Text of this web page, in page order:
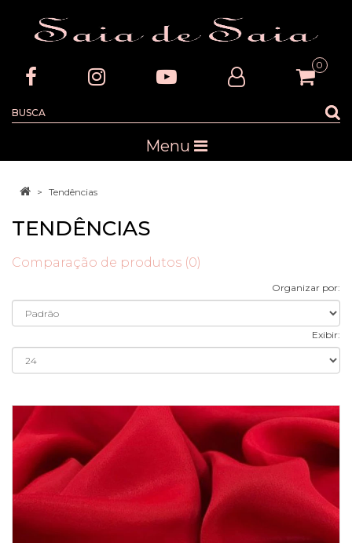
0
Menu
Tendências
TENDÊNCIAS
Comparação de produtos (0)
Organizar por:
Exibir: